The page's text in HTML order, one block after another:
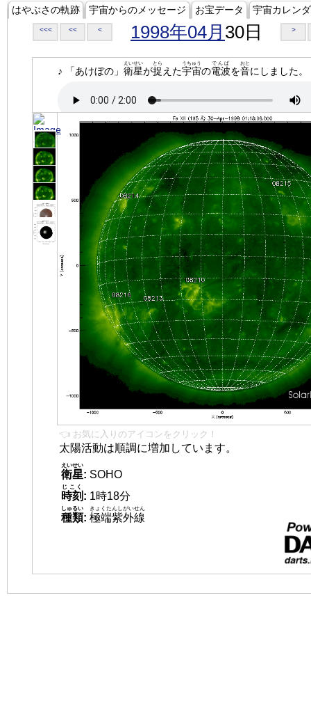
はやぶさの軌跡 宇宙からのメッセージ お宝データ 宇宙カレン
<<< << < 1998年04月 30日 >
♪ 「あけぼの」 衛星
えいせい
が捉
とら
えた宇宙
うちゅう
の電波
でんぱ
を音
おと
にしました。
👈 お気に入りのアイコンをクリック！
太陽活動は順調に増加しています。
衛星
えいせい
: SOHO
時刻
じこく
: 1時18分
種類
しゅるい
: 極端紫外線
きょくたんしがいせん